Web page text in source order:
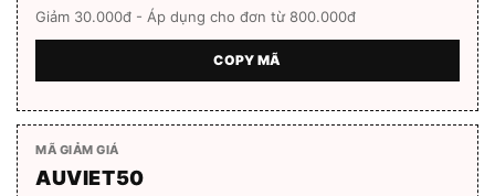
Giảm 30.000đ - Áp dụng cho đơn từ 800.000đ
COPY MÃ
MÃ GIẢM GIÁ
AUVIET50